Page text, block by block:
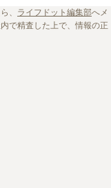
どの費用も必要
南房総市
、 ライフドット編集部へメ
で精査した上で、情報の正